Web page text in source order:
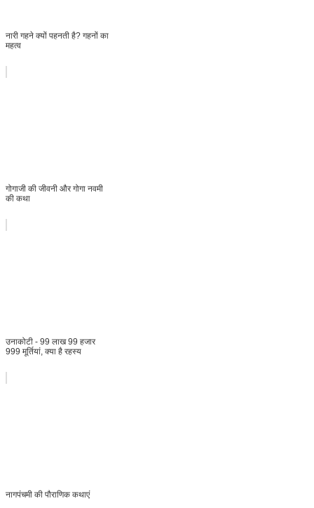
नारी गहने क्यों पहनती है? गहनों का
महत्व
गोगाजी की जीवनी और गोगा नवमी
की कथा
उनाकोटी - 99 लाख 99 हजार
999 मूर्तियां, क्या है रहस्य
नागपंचमी की पौराणिक कथाएं